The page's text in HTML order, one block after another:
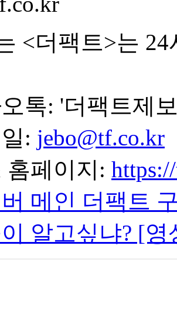
<더팩트>는
오톡: '더팩트제
: jebo@tf.co.kr
홈페이지:
메인 더팩트
알고싶냐? [